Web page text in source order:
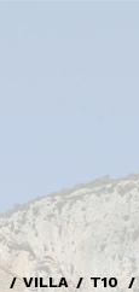
VILLA T10